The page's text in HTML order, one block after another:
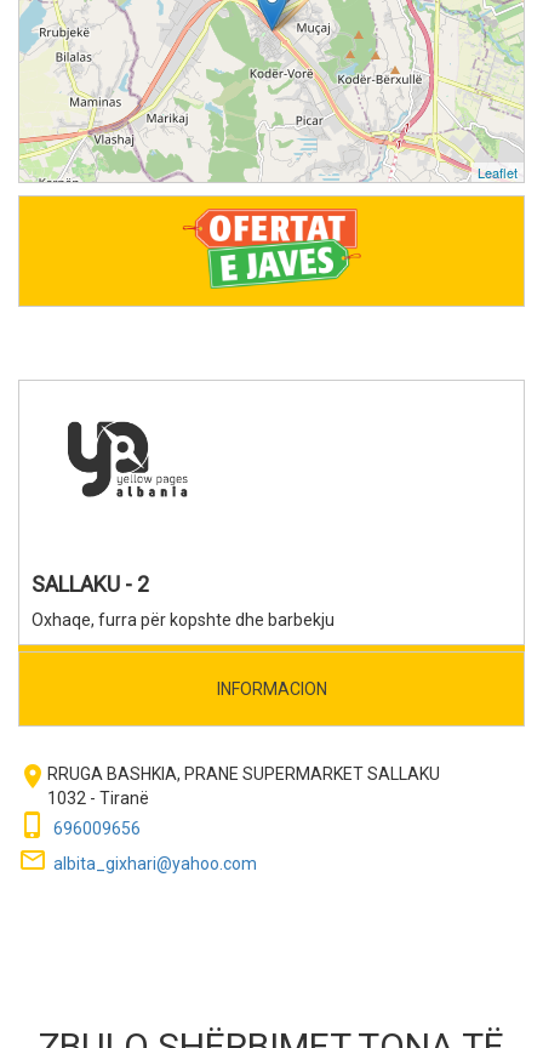
SALLAKU - 2
Oxhaqe, furra për kopshte dhe barbekju
INFORMACION
room RRUGA BASHKIA, PRANE SUPERMARKET SALLAKU
1032 - Tiranë
phone_iphone 696009656
mail_outline albita_gixhari@yahoo.com
Leaflet